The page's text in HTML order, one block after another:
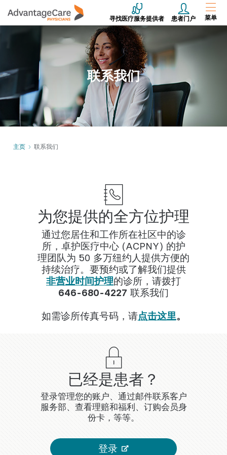
寻找医疗服务提供者 患者门户 菜单
联系我们
主页 联系我们
为您提供的全方位护理
通过您居住和工作所在社区中的诊
所，卓护医疗中心 (ACPNY) 的护
理团队为 50 多万纽约人提供方便的
持续治疗。要预约或了解我们提供
非营业时间护理的诊所，请拨打
646-680-4227 联系我们
如需诊所传真号码，请点击这里。
已经是患者？
登录管理您的账户、通过邮件联系客户
服务部、查看理赔和福利、订购会员身
份卡，等等。
登录